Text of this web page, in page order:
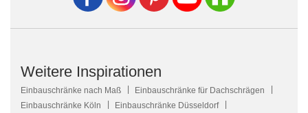
Weitere Inspirationen
Einbauschränke nach Maß
Einbauschränke für Dachschrägen
Einbauschränke Köln
Einbauschränke Düsseldorf